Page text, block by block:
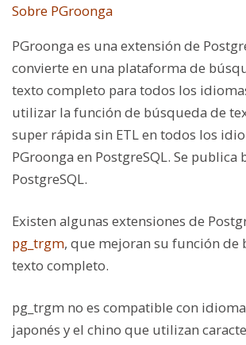
Sobre PGroonga
PGroonga es una extensión de
convierte en una plataforma de
texto completo para todos los
utilizar la función de búsqueda de
super rápida sin ETL en todos los
PGroonga en PostgreSQL. Se publica
PostgreSQL.
Existen algunas extensiones de
pg_trgm, que mejoran su función de
texto completo.
pg_trgm no es compatible con
japonés y el chino que utilizan